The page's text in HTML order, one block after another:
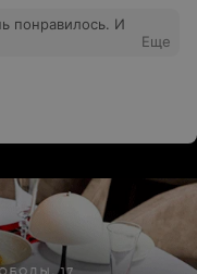
понравилось. И
Еще